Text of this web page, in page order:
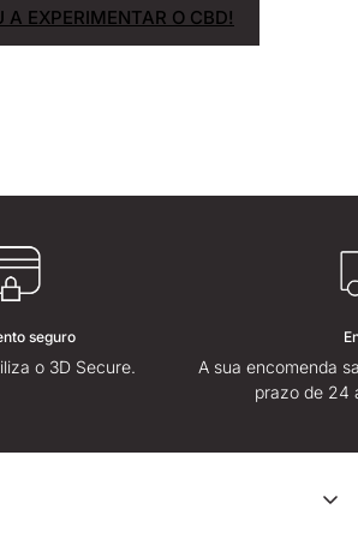
A EXPERIMENTAR O CBD!
seguro
o 3D Secure.
A sua encomenda
prazo de 24